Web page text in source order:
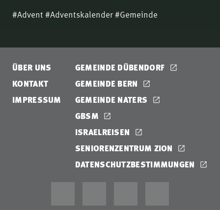
#Advent #Adventskalender #Gemeinde
ÜBER UNS
KONTAKT
IMPRESSUM
GEMEINDE DÜBENDORF
GEMEINDE BERN
GEMEINDE NATERS
GBSM
ISRAELREISEN
SENIORENZENTRUM ZION
DATENSCHUTZBESTIMMUNGEN